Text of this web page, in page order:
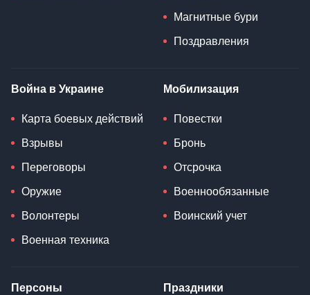
Магнитные бури
Поздравления
Война в Украине
Карта боевых действий
Взрывы
Переговоры
Оружие
Волонтеры
Военная техника
Мобилизация
Повестки
Бронь
Отсрочка
Военнообязанные
Воинский учет
Персоны Праздники